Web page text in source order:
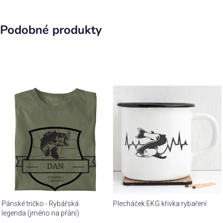
Podobné produkty
Pánské tričko - Rybářská
legenda (jméno na přání)
Plecháček EKG křivka rybaření